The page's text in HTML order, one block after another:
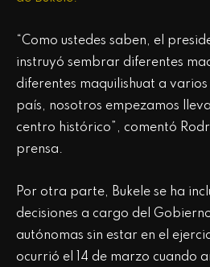
“Como ustedes saben, el
instruyó sembrar diferentes
diferentes maquilishuat a
país, nosotros empezamos
centro histórico”, comentó
prensa.
Por otra parte, Bukele se ha
decisiones a cargo del
autónomas sin estar en el
ocurrió el 14 de marzo cuando